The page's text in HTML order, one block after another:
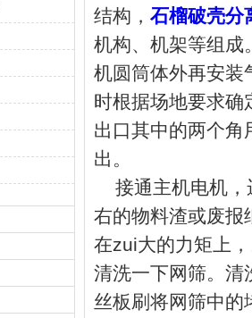
结构， 石榴破壳分
机构、机架等组成
机圆筒体外再安装
时根据场地要求确
出口其中的两个角
出。
接通主机电机，
右的物料渣或废报
在zui大的力矩上
清洗一下网筛。清
丝板刷将网筛中的